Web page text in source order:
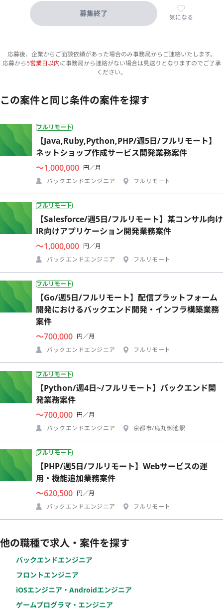
募集終了 気になる
応募後、企業からご面談依頼があった場合のみ事務局からご連絡いたします。
応募から5営業日以内に事務局から連絡がない場合は見送りとなりますのでご了承
ください。
この案件と同じ条件の案件を探す
フルリモート
【Java,Ruby,Python,PHP/週5日/フルリモート】
ネットショップ作成サービス開発業務案件
〜1,000,000 円／月
バックエンドエンジニア
フルリモート
フルリモート
【Salesforce/週5日/フルリモート】某コンサル向け
IR向けアプリケーション開発業務案件
〜1,000,000 円／月
バックエンドエンジニア
フルリモート
フルリモート
【Go/週5日/フルリモート】配信プラットフォーム
開発におけるバックエンド開発・インフラ構築業務
案件
〜700,000 円／月
バックエンドエンジニア
フルリモート
フルリモート
【Python/週4日~/フルリモート】バックエンド開
発業務案件
〜700,000 円／月
バックエンドエンジニア
京都市/烏丸御池駅
フルリモート
【PHP/週5日/フルリモート】Webサービスの運
用・機能追加業務案件
〜620,500 円／月
バックエンドエンジニア
フルリモート
他の職種で求人・案件を探す
バックエンドエンジニア
フロントエンジニア
iOSエンジニア・Androidエンジニア
ゲームプログラマ・エンジニア